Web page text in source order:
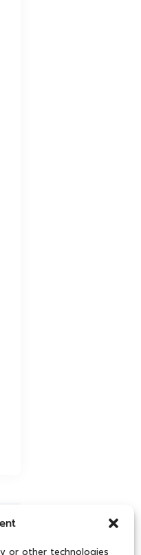
or other technologies
ง